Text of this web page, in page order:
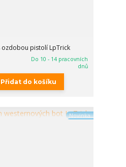
pistolí LpTrick
Do 10 - 14 pracovních
dnů
Přidat do košíku
Novinka